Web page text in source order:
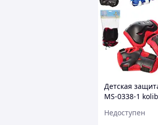
Детская
MS-0338-1
Недоступен